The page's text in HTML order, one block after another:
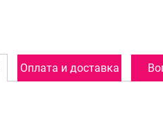
Оплата и доставка